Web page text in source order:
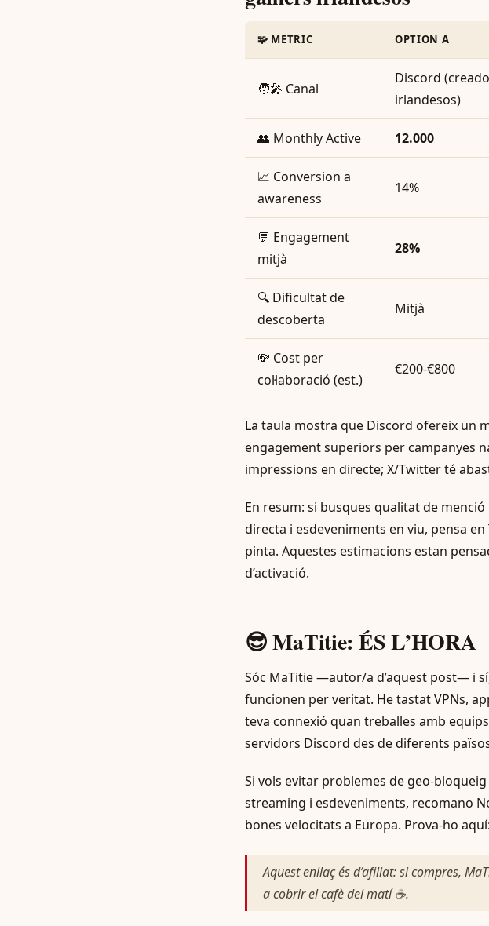
🧩 METRIC OPTION A
🧑‍🎤 Canal
Discord
irlandesos)
👥 Monthly Active 12.000
📈 Conversion a
awareness
14%
💬 Engagement
mitjà
28%
🔍 Dificultat de
descoberta
Mitjà
💸 Cost per
col·laboració (est.)
€200-€800
La taula mostra que Discord ofereix un
engagement superiors per campanyes
impressions en directe; X/Twitter té
En resum: si busques qualitat de
directa i esdeveniments en viu, pensa
pinta. Aquestes estimacions estan
d’activació.
😎 MaTitie: ÉS L’HORA
Sóc MaTitie —autor/a d’aquest post— i
funcionen per veritat. He tastat VPNs,
teva connexió quan treballes amb
servidors Discord des de diferents
Si vols evitar problemes de geo-
streaming i esdeveniments, recomano
bones velocitats a Europa. Prova-ho
Aquest enllaç és d’afiliat: si compres,
a cobrir el cafè del matí ☕.